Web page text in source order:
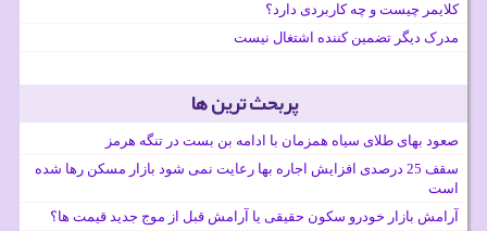
کلایمر چیست و چه کاربردی دارد؟
مدرک دیگر تضمین کننده اشتغال نیست
پربحث ترین ها
صعود بهای طلای سیاه همزمان با ادامه بن بست در تنگه هرمز
سقف 25 درصدی افزایش اجاره بها رعایت نمی شود بازار مسکن رها شده
است
آرامش بازار خودرو سکون حقیقی یا آرامش قبل از موج جدید قیمت ها؟